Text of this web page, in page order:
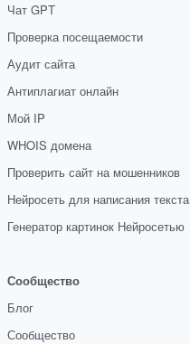
Чат GPT
Проверка посещаемости
Аудит сайта
Антиплагиат онлайн
Мой IP
WHOIS домена
Проверить сайт на мошенников
Нейросеть для написания текста
Генератор картинок Нейросетью
Сообщество
Блог
Сообщество